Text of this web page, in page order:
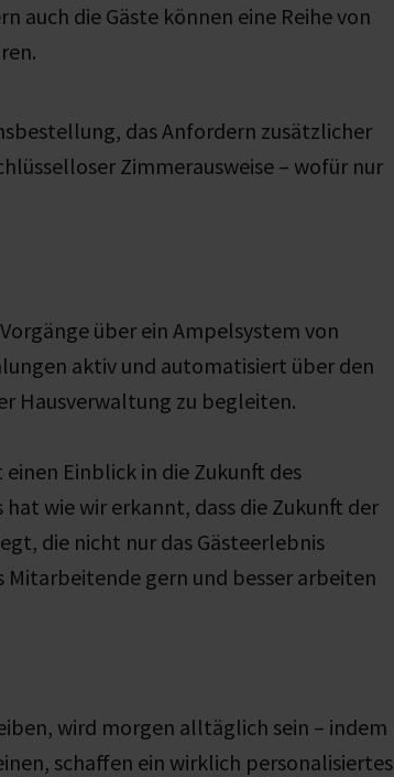
auch die Gäste können eine Reihe von
das Anfordern zusätzlicher
Zimmerausweise – wofür nur
über ein Ampelsystem von
aktiv und automatisiert über den
Hausverwaltung zu begleiten.
einen Einblick in die Zukunft des
wie wir erkannt, dass die Zukunft der
die nicht nur das Gästeerlebnis
Mitarbeitende gern und besser arbeiten
wird morgen alltäglich sein – indem
schaffen ein wirklich personalisiertes